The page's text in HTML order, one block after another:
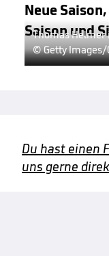
Neue
Saison und
Thomas Helmer
© Getty Images/
Du hast einen
uns gerne